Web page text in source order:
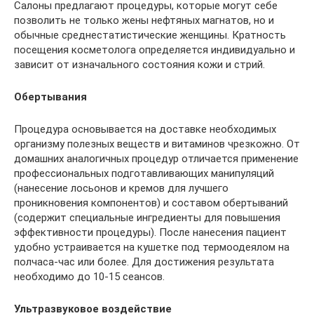
Салоны предлагают процедуры, которые могут себе
позволить не только жены нефтяных магнатов, но и
обычные среднестатистические женщины. Кратность
посещения косметолога определяется индивидуально и
зависит от изначального состояния кожи и стрий.
Обертывания
Процедура основывается на доставке необходимых
организму полезных веществ и витаминов чрезкожно. От
домашних аналогичных процедур отличается применение
профессиональных подготавливающих манипуляций
(нанесение лосьонов и кремов для лучшего
проникновения компонентов) и составом обертываний
(содержит специальные ингредиенты для повышения
эффективности процедуры). После нанесения пациент
удобно устраивается на кушетке под термоодеялом на
полчаса-час или более. Для достижения результата
необходимо до 10-15 сеансов.
Ультразвуковое воздействие